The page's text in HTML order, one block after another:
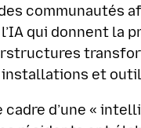
communautés
qui donnent la
et
cadre d’une «